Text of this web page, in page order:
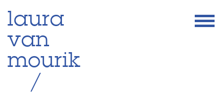
Skip
to
content
laura
van
mourik
/